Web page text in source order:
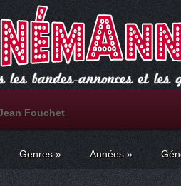
Fouchet
Genres» Années »